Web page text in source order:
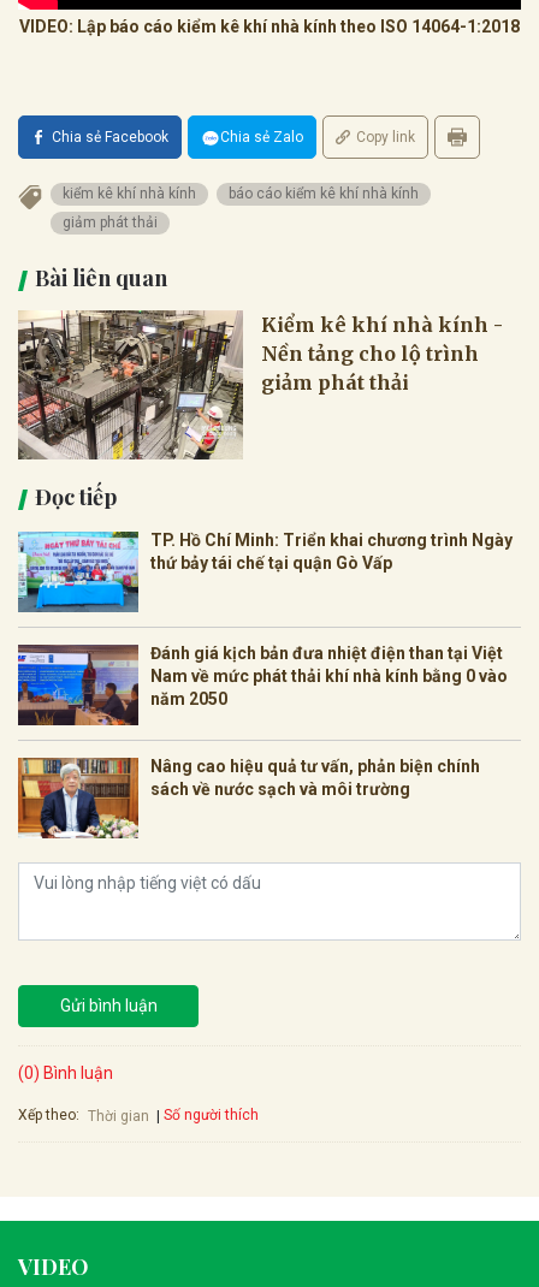
VIDEO: Lập báo cáo kiểm kê khí nhà kính theo ISO 14064-1:2018
Chia sẻ Facebook Chia sẻ Zalo Copy link
kiểm kê khí nhà kính
báo cáo kiểm kê khí nhà kính
giảm phát thải
Bài liên quan
Kiểm kê khí nhà kính -
Nền tảng cho lộ trình
giảm phát thải
Đọc tiếp
TP. Hồ Chí Minh: Triển khai chương trình Ngày
thứ bảy tái chế tại quận Gò Vấp
Đánh giá kịch bản đưa nhiệt điện than tại Việt
Nam về mức phát thải khí nhà kính bằng 0 vào
năm 2050
Nâng cao hiệu quả tư vấn, phản biện chính
sách về nước sạch và môi trường
Gửi bình luận
(0) Bình luận
Xếp theo: Thời gian Số người thích
VIDEO